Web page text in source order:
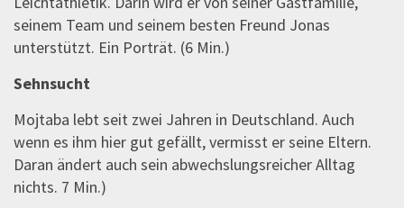
seinem Team und seinem besten Freund Jonas
unterstützt. Ein Porträt. (6 Min.)
Sehnsucht
Mojtaba lebt seit zwei Jahren in Deutschland. Auch
wenn es ihm hier gut gefällt, vermisst er seine Eltern.
Daran ändert auch sein abwechslungsreicher Alltag
nichts. 7 Min.)